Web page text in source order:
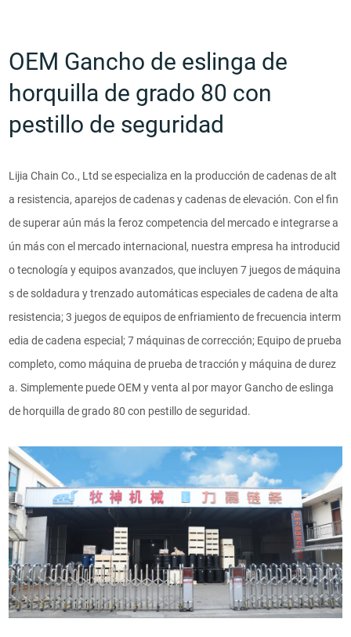
OEM Gancho de eslinga de
horquilla de grado 80 con
pestillo de seguridad
Lijia Chain Co., Ltd se especializa en la producción de cadenas de alt
a resistencia, aparejos de cadenas y cadenas de elevación. Con el fin
de superar aún más la feroz competencia del mercado e integrarse a
ún más con el mercado internacional, nuestra empresa ha introducid
o tecnología y equipos avanzados, que incluyen 7 juegos de máquina
s de soldadura y trenzado automáticas especiales de cadena de alta
resistencia; 3 juegos de equipos de enfriamiento de frecuencia interm
edia de cadena especial; 7 máquinas de corrección; Equipo de prueba
completo, como máquina de prueba de tracción y máquina de durez
a. Simplemente puede OEM y venta al por mayor Gancho de eslinga
de horquilla de grado 80 con pestillo de seguridad.